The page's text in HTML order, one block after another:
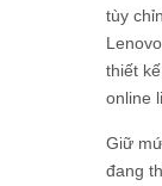
tùy
thiết
online
Giữ
đang